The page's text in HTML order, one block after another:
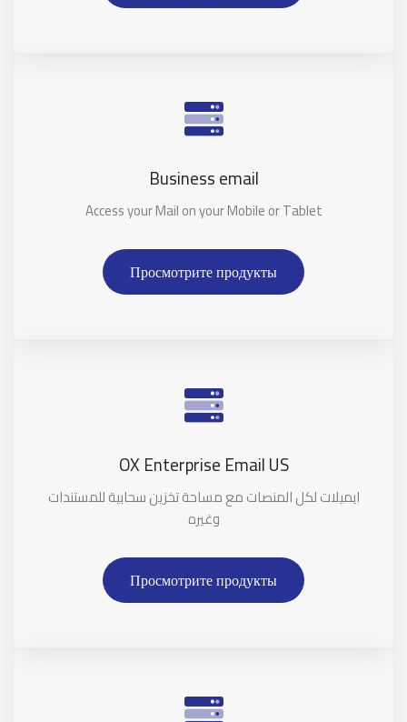
Business email
Access your Mail on your Mobile or Tablet
Просмотрите продукты
OX Enterprise Email US
ايميلات لكل المنصات مع مساحة تخزين سحابية للمستندات
وغيره
Просмотрите продукты